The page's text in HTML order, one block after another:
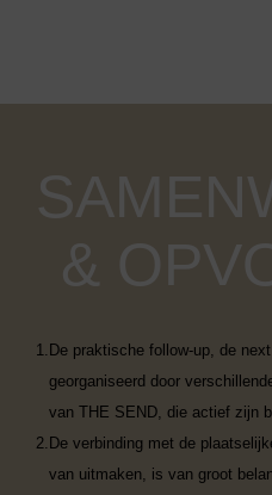
&
1. De praktische follow-up, de
georganiseerd door
van THE SEND, die actief zijn
2. De verbinding met de
van uitmaken, is van groot